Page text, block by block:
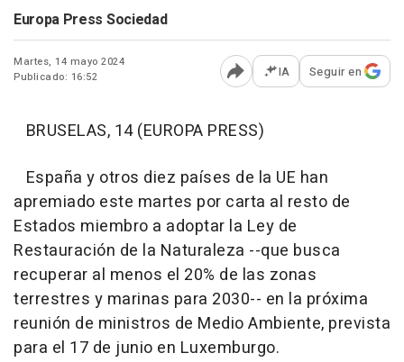
Europa Press Sociedad
Martes, 14 mayo 2024
Publicado: 16:52
Abrir opciones para
IA Seguir en
BRUSELAS, 14 (EUROPA PRESS)
España y otros diez países de la UE han
apremiado este martes por carta al resto de
Estados miembro a adoptar la Ley de
Restauración de la Naturaleza --que busca
recuperar al menos el 20% de las zonas
terrestres y marinas para 2030-- en la próxima
reunión de ministros de Medio Ambiente, prevista
para el 17 de junio en Luxemburgo.